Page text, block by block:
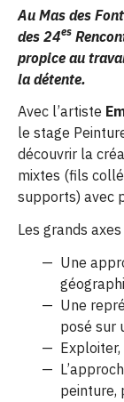
Au Mas des
des 24es
propice au
la détente.
Avec l’artiste
le stage
découvrir la
mixtes (fils
supports) avec
Les grands
Une
Une
posé sur
peinture,